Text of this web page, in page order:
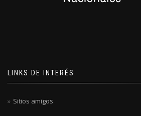
LINKS DE INTERÉS
Sitios amigos